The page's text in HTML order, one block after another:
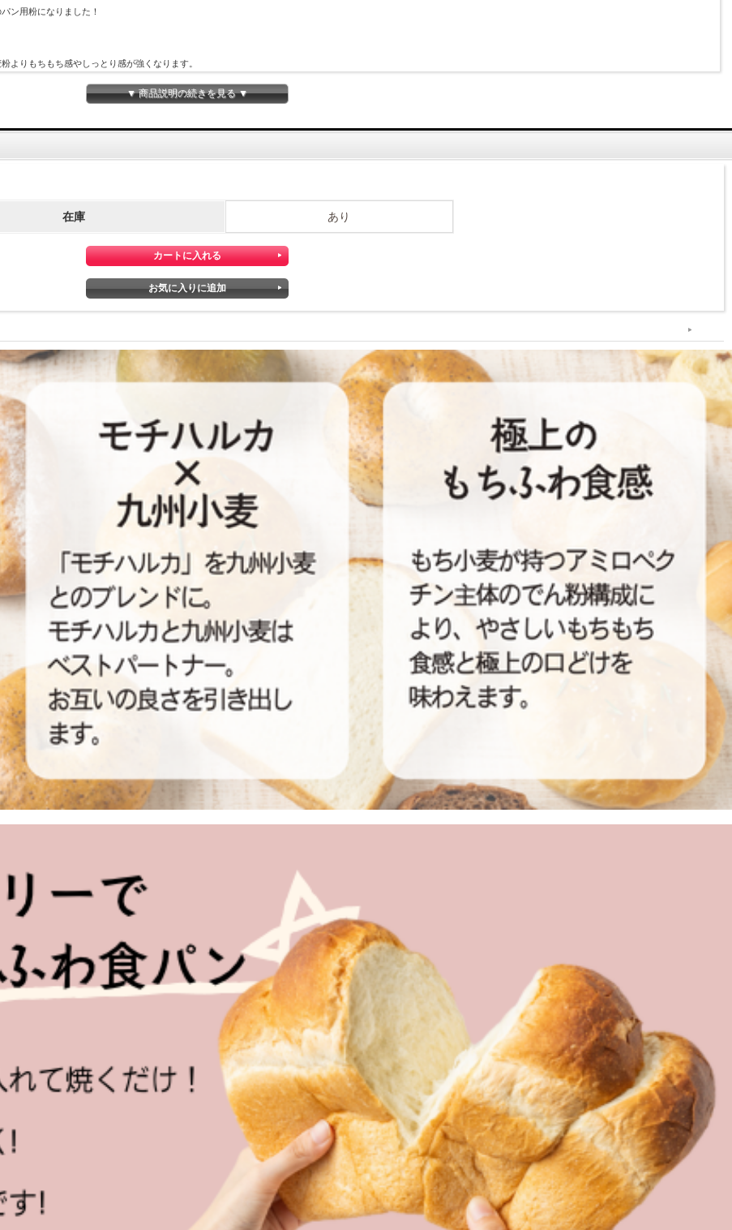
ン用粉になりました！
よりもちもち感やしっとり感が強くなります。
強力系の品種です。
▼ 商品説明の続きを見る ▼
在庫 あり